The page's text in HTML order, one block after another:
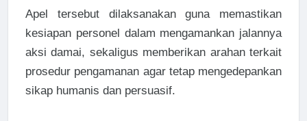
Apel tersebut dilaksanakan guna memastikan
kesiapan personel dalam mengamankan jalannya
aksi damai, sekaligus memberikan arahan terkait
prosedur pengamanan agar tetap mengedepankan
sikap humanis dan persuasif.